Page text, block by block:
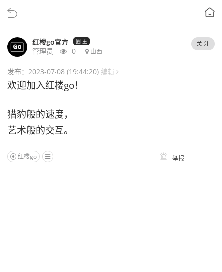
红楼go官方 圈 主
管理员 0 山西
关 注
发布：2023-07-08 (19:44:20) 编辑
欢迎加入红楼go！
猎豹般的速度，
艺术般的交互。
红楼go 举报